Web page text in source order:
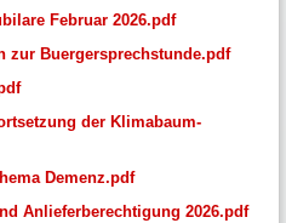
Februar 2026.pdf
zur Buergersprechstunde.pdf
der Klimabaum-
Demenz.pdf
Anlieferberechtigung 2026.pdf